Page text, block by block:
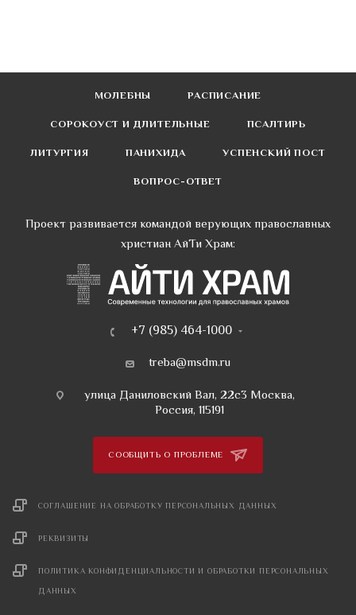
МОЛЕБНЫ
РАСПИСАНИЕ
СОРОКОУСТ И ДЛИТЕЛЬНЫЕ
ПСАЛТИРЬ
ЛИТУРГИЯ
ПАНИХИДА
УСПЕНСКИЙ ПОСТ
ВОПРОС-ОТВЕТ
Проект развивается командой верующих православных
христиан АйТи Храм:
+7 (985) 464-1000
treba@msdm.ru
улица Даниловский Вал, 22с3 Москва,
Россия, 115191
СООБЩИТЬ О ПРОБЛЕМЕ
СОГЛАШЕНИЕ НА ОБРАБОТКУ ПЕРСОНАЛЬНЫХ ДАННЫХ
РЕКВИЗИТЫ
ПОЛИТИКА КОНФИДЕНЦИАЛЬНОСТИ И ОБРАБОТКИ ПЕРСОНАЛЬНЫХ
ДАННЫХ